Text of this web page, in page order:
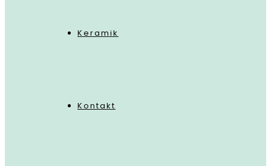
Keramik
Kontakt